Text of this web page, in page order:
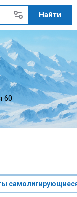
60
Найти